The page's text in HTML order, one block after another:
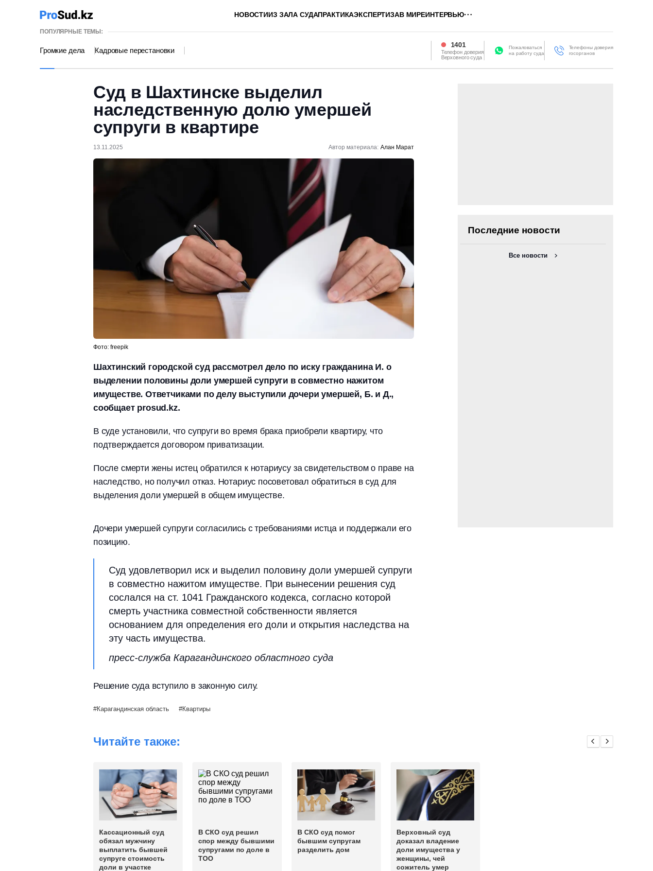
НОВОСТИИЗ ЗАЛА СУДАПРАКТИКАЭКСПЕРТИЗАВ МИРЕИНТЕРВЬЮ
ПОПУЛЯРНЫЕ ТЕМЫ:
Громкие дела Кадровые перестановки
1401
Телефон доверия
Верховного суда
Пожаловаться
на работу суда
Телефоны доверия
госорганов
Суд в Шахтинске выделил
наследственную долю умершей
супруги в квартире
13.11.2025 Автор материала: Алан Марат
Фото: freepik
Шахтинский городской суд рассмотрел дело по иску гражданина И. о
выделении половины доли умершей супруги в совместно нажитом
имуществе. Ответчиками по делу выступили дочери умершей, Б. и Д.,
сообщает prosud.kz.
В суде установили, что супруги во время брака приобрели квартиру, что
подтверждается договором приватизации.
После смерти жены истец обратился к нотариусу за свидетельством о праве на
наследство, но получил отказ. Нотариус посоветовал обратиться в суд для
выделения доли умершей в общем имуществе.
Дочери умершей супруги согласились с требованиями истца и поддержали его
позицию.
Суд удовлетворил иск и выделил половину доли умершей супруги
в совместно нажитом имуществе. При вынесении решения суд
сослался на ст. 1041 Гражданского кодекса, согласно которой
смерть участника совместной собственности является
основанием для определения его доли и открытия наследства на
эту часть имущества.
пресс-служба Карагандинского областного суда
Решение суда вступило в законную силу.
Карагандинская область Квартиры
Последние новости
Все новости
Читайте также:
Кассационный суд
обязал мужчину
выплатить бывшей
супруге стоимость
доли в участке
В СКО суд решил
спор между бывшими
супругами по доле в
ТОО
В СКО суд помог
бывшим супругам
разделить дом
Верховный суд
доказал владение
доли имущества у
женщины, чей
сожитель умер